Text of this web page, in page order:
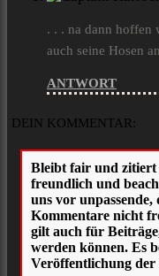
. . . na dann hoffen
auch seine Hosen
ANTWORT
DEIN KOMMENTAR: